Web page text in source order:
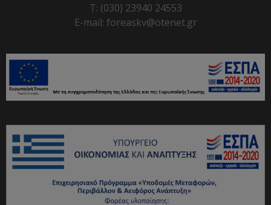
T: (030) 23940 24553
E-mail: foreaskv@otenet.gr